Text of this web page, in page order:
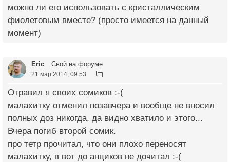
можно ли его использовать с кристаллическим
фиолетовым вместе? (просто имеется на данный
момент)
Eric Свой на форуме
21 мар 2014, 09:53
Отравил я своих сомиков :-(
малахитку отменил позавчера и вообще не вносил
полных доз никогда, да видно хватило и этого...
Вчера погиб второй сомик.
про тетр прочитал, что они плохо переносят
малахитку, в вот до анциков не дочитал :-(